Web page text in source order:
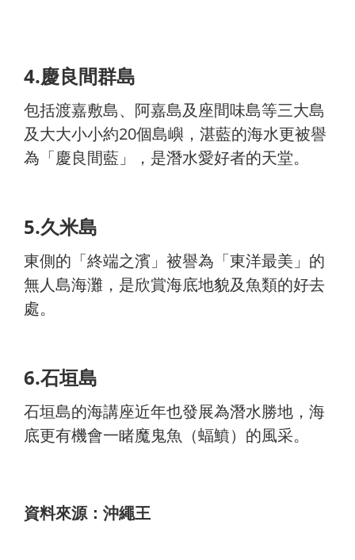
4.慶良間群島
包括渡嘉敷島、阿嘉島及座間味島等三大島
及大大小小約20個島嶼，湛藍的海水更被譽
為「慶良間藍」，是潛水愛好者的天堂。
5.久米島
東側的「終端之濱」被譽為「東洋最美」的
無人島海灘，是欣賞海底地貌及魚類的好去
處。
6.石垣島
石垣島的海講座近年也發展為潛水勝地，海
底更有機會一睹魔鬼魚（蝠鱝）的風采。
資料來源：沖繩王